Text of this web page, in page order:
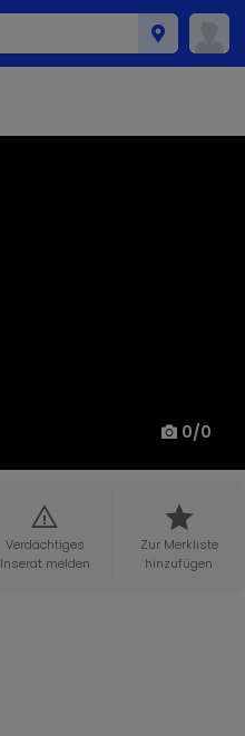
0/0
Verdächtiges
Inserat melden
Zur Merkliste
hinzufügen